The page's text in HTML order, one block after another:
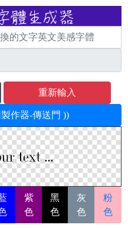
重新輸入
作器-傳送門 ))
紫
色
黑
色
灰
色
粉
色